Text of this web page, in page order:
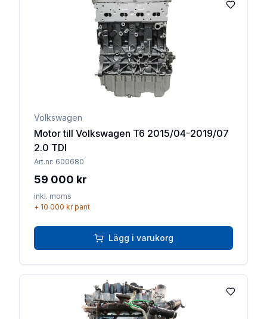
Lägg till
Volkswagen
Motor till Volkswagen T6 2015/04-2019/07
2.0 TDI
Art.nr: 600680
59 000 kr
inkl. moms
+ 10 000 krpant
Lägg i varukorg
Lägg till